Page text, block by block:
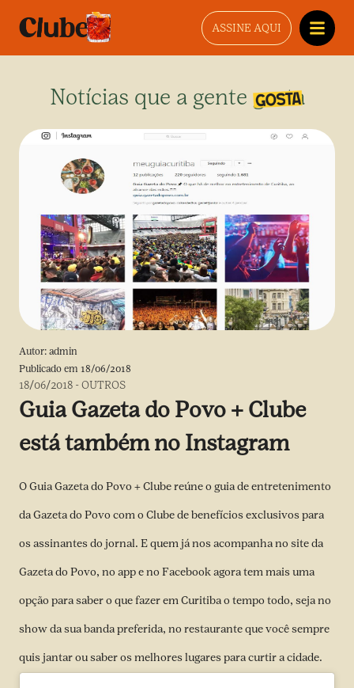
ASSINE AQUI
Notícias que a gente gosta
Autor: admin
Publicado em 18/06/2018
18/06/2018 -OUTROS
Guia Gazeta do Povo + Clube
está também no Instagram
O Guia Gazeta do Povo + Clube reúne o guia de entretenimento
da Gazeta do Povo com o Clube de benefícios exclusivos para
os assinantes do jornal. E quem já nos acompanha no site da
Gazeta do Povo, no app e noFacebookagora tem mais uma
opção para saber o que fazer em Curitiba o tempo todo, seja no
show da sua banda preferida, no restaurante que você sempre
quis jantar ou saber os melhores lugares para curtir a cidade.